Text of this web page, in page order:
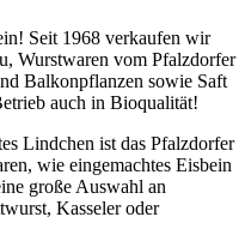
Seit 1968 verkaufen wir
Wurstwaren vom Pfalzdorfer
Balkonpflanzen sowie Saft
auch in Bioqualität!
Lindchen ist das Pfalzdorfer
wie eingemachtes Eisbein
große Auswahl an
Kasseler oder